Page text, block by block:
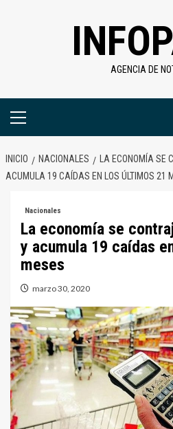
AGENCIA DE
Menú
INICIO NACIONALES
LA ECONOMÍA SE
ACUMULA 19 CAÍDAS EN LOS ÚLTIMOS 21
Nacionales
La economía se
y acumula 19 caídas
meses
marzo 30, 2020